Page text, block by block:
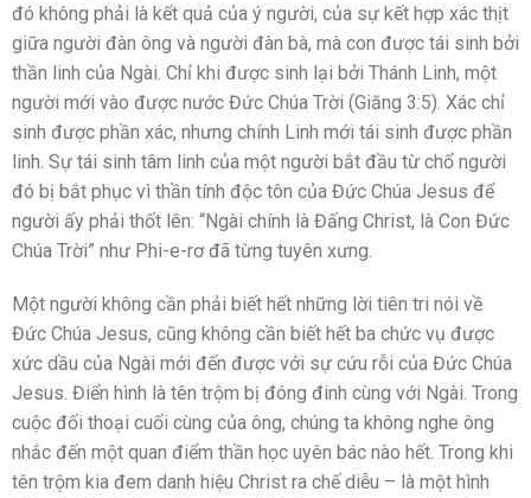
đó không phải là kết quả của ý người, của sự kết hợp xác thịt
giữa người đàn ông và người đàn bà, mà con được tái sinh bởi
thần linh của Ngài. Chỉ khi được sinh lại bởi Thánh Linh, một
người mới vào được nước Đức Chúa Trời (Giăng 3:5). Xác chỉ
sinh được phần xác, nhưng chính Linh mới tái sinh được phần
linh. Sự tái sinh tâm linh của một người bắt đầu từ chổ người
đó bị bắt phục vì thần tính độc tôn của Đức Chúa Jesus để
người ấy phải thốt lên: “Ngài chính là Đấng Christ, là Con Đức
Chúa Trời” như Phi-e-rơ đã từng tuyên xưng.
Một người không cần phải biết hết những lời tiên tri nói về
Đức Chúa Jesus, cũng không cần biết hết ba chức vụ được
xức dầu của Ngài mới đến được với sự cứu rỗi của Đức Chúa
Jesus. Điển hình là tên trộm bị đóng đinh cùng với Ngài. Trong
cuộc đối thoại cuối cùng của ông, chúng ta không nghe ông
nhắc đến một quan điểm thần học uyên bác nào hết. Trong khi
tên trộm kia đem danh hiệu Christ ra chế diễu – là một hình